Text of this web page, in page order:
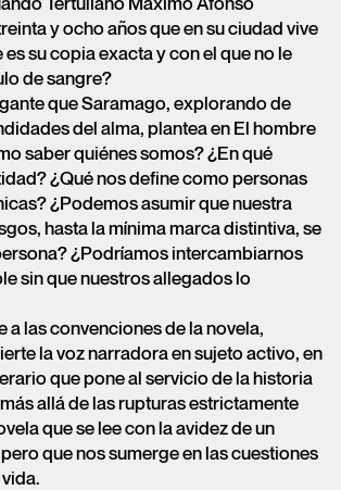
Tertuliano Máximo Afonso
y ocho años que en su ciudad vive
su copia exacta y con el que no le
de sangre?
que Saramago, explorando de
del alma, plantea en El hombre
saber quiénes somos? ¿En qué
¿Qué nos define como personas
¿Podemos asumir que nuestra
hasta la mínima marca distintiva, se
¿Podríamos intercambiarnos
sin que nuestros allegados lo
a las convenciones de la novela,
la voz narradora en sujeto activo, en
que pone al servicio de la historia
allá de las rupturas estrictamente
que se lee con la avidez de un
que nos sumerge en las cuestiones